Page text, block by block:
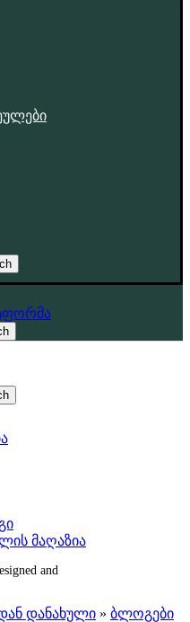
მაღაზია
and
დანახული » ბლოგები